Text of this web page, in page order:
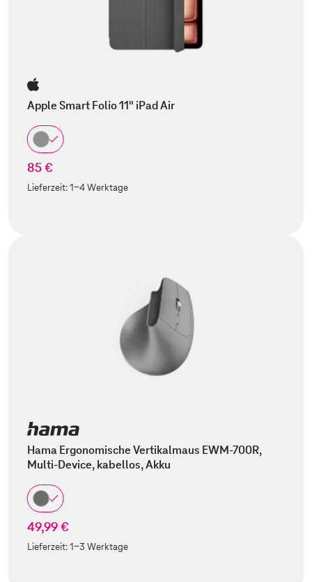
Apple Smart Folio 11" iPad Air
85 €
Lieferzeit:1-4 Werktage
Hama Ergonomische Vertikalmaus EWM-700R,
Multi-Device, kabellos, Akku
49,99 €
Lieferzeit:1-3 Werktage